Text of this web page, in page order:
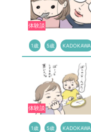
体験談
1歳 5歳 KADOKAWA
体験談
1歳 5歳 KADOKAWA